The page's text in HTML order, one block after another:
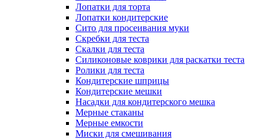
Лопатки для торта
Лопатки кондитерские
Сито для просеивания муки
Скребки для теста
Скалки для теста
Силиконовые коврики для раскатки теста
Ролики для теста
Кондитерские шприцы
Кондитерские мешки
Насадки для кондитерского мешка
Мерные стаканы
Мерные емкости
Миски для смешивания